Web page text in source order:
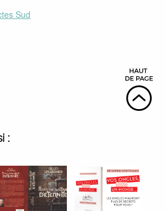
Sud
: